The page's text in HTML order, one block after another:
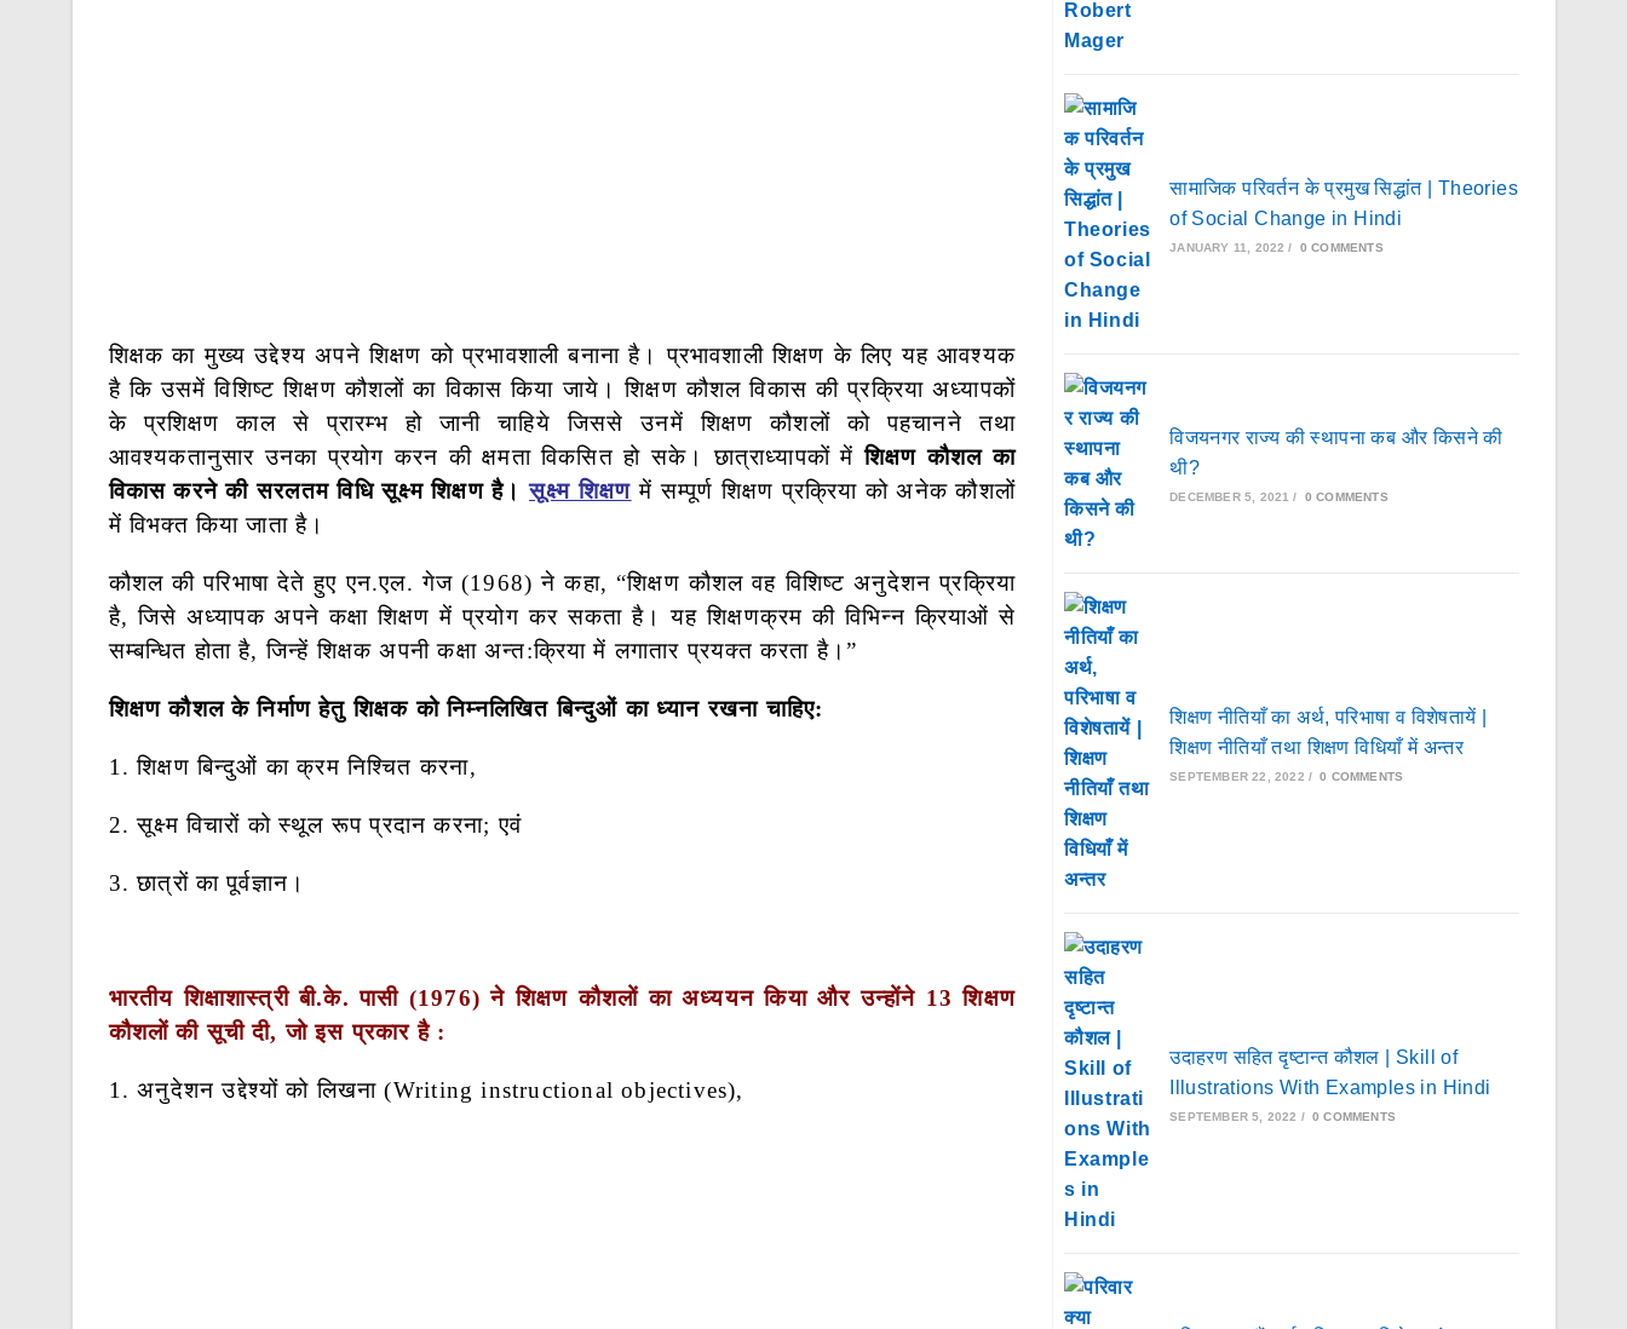
शिक्षक का मुख्य उद्देश्य अपने शिक्षण को प्रभावशाली बनाना है। प्रभावशाली शिक्षण के लिए यह आवश्यक
है कि उसमें विशिष्ट शिक्षण कौशलों का विकास किया जाये। शिक्षण कौशल विकास की प्रक्रिया अध्यापकों
के प्रशिक्षण काल से प्रारम्भ हो जानी चाहिये जिससे उनमें शिक्षण कौशलों को पहचानने तथा
आवश्यकतानुसार उनका प्रयोग करन की क्षमता विकसित हो सके। छात्राध्यापकों मेंशिक्षण कौशल का
विकास करने की सरलतम विधि सूक्ष्म शिक्षण है। सूक्ष्म शिक्षण में सम्पूर्ण शिक्षण प्रक्रिया को अनेक कौशलों
में विभक्त किया जाता है।
कौशल की परिभाषा देते हुए एन.एल. गेज (1968) ने कहा, “शिक्षण कौशल वह विशिष्ट अनुदेशन प्रक्रिया
है, जिसे अध्यापक अपने कक्षा शिक्षण में प्रयोग कर सकता है। यह शिक्षणक्रम की विभिन्न क्रियाओं से
सम्बन्धित होता है, जिन्हें शिक्षक अपनी कक्षा अन्त:क्रिया में लगातार प्रयक्त करता है।”
शिक्षण कौशल के निर्माण हेतु शिक्षक को निम्नलिखित बिन्दुओं का ध्यान रखना चाहिए:
1. शिक्षण बिन्दुओं का क्रम निश्चित करना,
2. सूक्ष्म विचारों को स्थूल रूप प्रदान करना; एवं
3. छात्रों का पूर्वज्ञान।
भारतीय शिक्षाशास्त्री बी.के. पासी (1976) ने शिक्षण कौशलों का अध्ययन किया और उन्होंने 13 शिक्षण
कौशलों की सूची दी, जो इस प्रकार है :
1. अनुदेशन उद्देश्यों को लिखना (Writing instructional objectives),
सामाजिक परिवर्तन के प्रमुख सिद्धांत | Theories
of Social Change in Hindi
JANUARY 11, 2022 / 0 COMMENTS
विजयनगर राज्य की स्थापना कब और किसने की
थी?
DECEMBER 5, 2021 / 0 COMMENTS
शिक्षण नीतियाँ का अर्थ, परिभाषा व विशेषतायें |
शिक्षण नीतियाँ तथा शिक्षण विधियाँ में अन्तर
SEPTEMBER 22, 2022 / 0 COMMENTS
उदाहरण सहित दृष्टान्त कौशल | Skill of
Illustrations With Examples in Hindi
SEPTEMBER 5, 2022 / 0 COMMENTS